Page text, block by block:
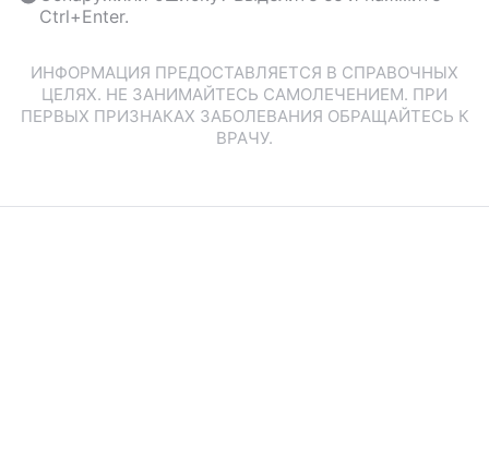
Ctrl+Enter.
ИНФОРМАЦИЯ ПРЕДОСТАВЛЯЕТСЯ В СПРАВОЧНЫХ
ЦЕЛЯХ. НЕ ЗАНИМАЙТЕСЬ САМОЛЕЧЕНИЕМ. ПРИ
ПЕРВЫХ ПРИЗНАКАХ ЗАБОЛЕВАНИЯ ОБРАЩАЙТЕСЬ К
ВРАЧУ.